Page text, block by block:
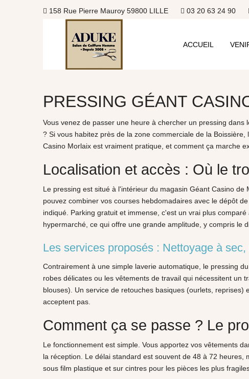
158 Rue Pierre Mauroy 59800 LILLE 03 20 63 24 90
ACCUEIL
PRESSING GÉANT
Vous venez de passer une heure à chercher un pressing
? Si vous habitez près de la zone commerciale de la
Casino Morlaix est vraiment pratique, et comment ça marche
Localisation et accès : Où le
Le pressing est situé à l'intérieur du magasin Géant Casino
pouvez combiner vos courses hebdomadaires avec le dépôt
indiqué. Parking gratuit et immense, c'est un vrai plus
hypermarché, ce qui offre une grande amplitude, y compris le
Les services proposés : Nettoyage à
Contrairement à une simple laverie automatique, le pressing
robes délicates ou les vêtements de travail qui nécessitent un
blouses). Un service de retouches basiques (ourlets,
acceptent pas.
Comment ça se passe ? Le
Le fonctionnement est simple. Vous apportez vos vêtements
la réception. Le délai standard est souvent de 48 à 72
sous film plastique et sur cintres pour les pièces les plus